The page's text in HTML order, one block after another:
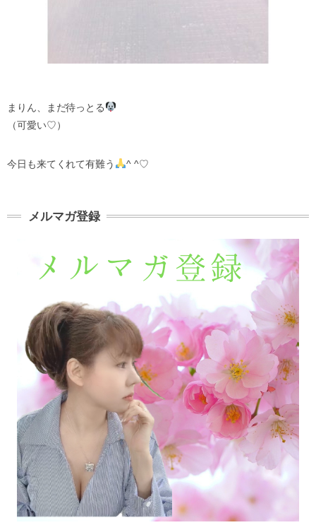
まりん、まだ待っとる
（可愛い♡）
今日も来てくれて有難う ^ ^♡
メルマガ登録